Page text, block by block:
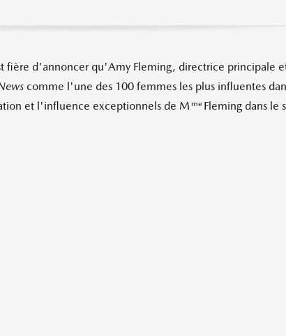
fière d'annoncer qu'Amy Fleming, directrice principale
comme l'une des 100 femmes les plus influentes
et l'influence exceptionnels de M meFleming dans le